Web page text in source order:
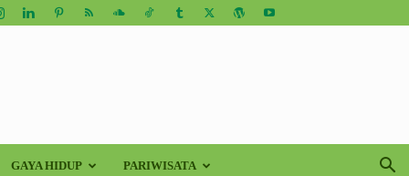
GAYA HIDUP PARIWISATA